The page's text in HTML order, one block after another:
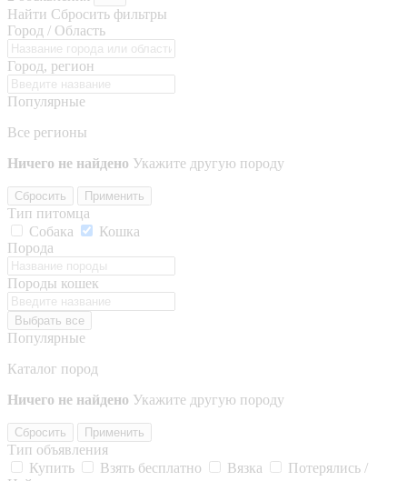
Найти Сбросить фильтры
Город / Область
Город, регион
Популярные
Все регионы
Ничего не найдено Укажите другую породу
Сбросить Применить
Тип питомца
Собака
Кошка
Порода
Породы кошек
Выбрать все
Популярные
Каталог пород
Ничего не найдено Укажите другую породу
Сбросить Применить
Тип объявления
Купить
Взять бесплатно Вязка
Потерялись /